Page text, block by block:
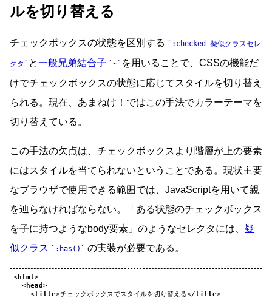
ルを切り替える
チェックボックスの状態を区別する :checked 擬似クラスセレ
クタ と一般兄弟結合子 ~
を用いることで、CSSの機能だ
けでチェックボックスの状態に応じてスタイルを切り替え
られる。現在、あまねけ！ではこの手法でカラーテーマを
切り替えている。
この手法の欠点は、チェックボックスより階層が上の要素
にはスタイルを当てられないということである。現状主要
なブラウザで使用できる範囲では、JavaScriptを用いて親
を辿らなければならない。「ある状態のチェックボックス
を子に持つようなbody要素」のようなセレクタには、 疑
似クラス
:has() の実装が必要である。
<html >
<head>
<title>チェックボックスでスタイルを切り替える</title>